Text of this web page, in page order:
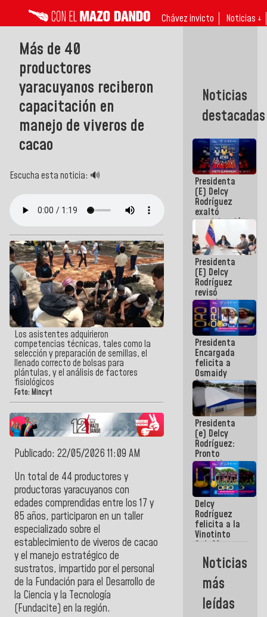
Chávez invicto Noticias ↓
Más de 40
productores
yaracuyanos reciberon
capacitación en
manejo de viveros de
cacao
Escucha esta noticia: 🔊
Los asistentes adquirieron
competencias técnicas, tales como la
selección y preparación de semillas, el
llenado correcto de bolsas para
plántulas, y el análisis de factores
fisiológicos
Foto: Mincyt
Publicado: 22/05/2026 11:09 AM
Un total de 44 productores y
productoras yaracuyanos con
edades comprendidas entre los 17 y
85 años, participaron en un taller
especializado sobre el
establecimiento de viveros de cacao
y el manejo estratégico de
sustratos, impartido por el personal
de la Fundación para el Desarrollo de
la Ciencia y la Tecnología
(Fundacite) en la región.
Noticias
destacadas
Presidenta
(E) Delcy
Rodríguez
exaltó
participación
de
Venezuela
en Juegos
Centroamericanos
y del Caribe
2026
Presidenta
(E) Delcy
Rodríguez
revisó
agenda
económica y
ejecución de
fondos de
emergencia
post-sismos
Presidenta
Encargada
felicita a
Osmaidy
Arias y
Giraly
Marcano por
hacer
historia en
los
Centroamericanos
Presidenta
(e) Delcy
Rodríguez:
Pronto
restableceremos
las
operaciones
en el
Aeropuerto
Internacional
de
Maiquetía
Delcy
Rodríguez
felicita a la
Vinotinto
Sub 20
campeona
frente
México Sub
23 en los
Centroamericanos
Noticias
más
leídas